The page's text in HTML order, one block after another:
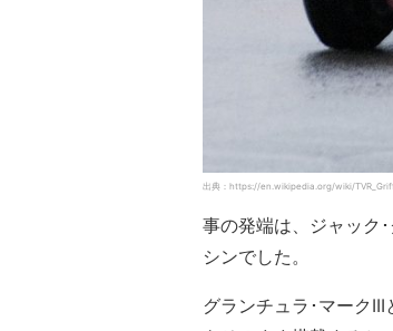
出典：https://en.wikipedia.org/wiki/
事の発端は、ジャック
シンでした。
グランチュラ･マーク